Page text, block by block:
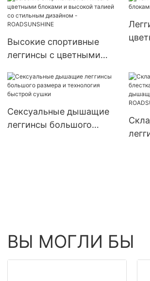
ROADSUNSHINE
Высокие спортивные
леггинсы с цветными
талией со стильным
дизайном -
ROADSUNSHINE
Сексуальные дышащие
леггинсы большого
ВЫ МОГЛИ БЫ